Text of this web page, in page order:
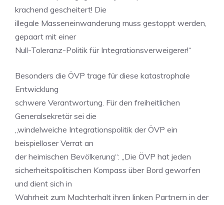
krachend gescheitert! Die
illegale Masseneinwanderung muss gestoppt werden,
gepaart mit einer
Null-Toleranz-Politik für Integrationsverweigerer!“
Besonders die ÖVP trage für diese katastrophale
Entwicklung
schwere Verantwortung. Für den freiheitlichen
Generalsekretär sei die
„windelweiche Integrationspolitik der ÖVP ein
beispielloser Verrat an
der heimischen Bevölkerung“: „Die ÖVP hat jeden
sicherheitspolitischen Kompass über Bord geworfen
und dient sich in
Wahrheit zum Machterhalt ihren linken Partnern in der